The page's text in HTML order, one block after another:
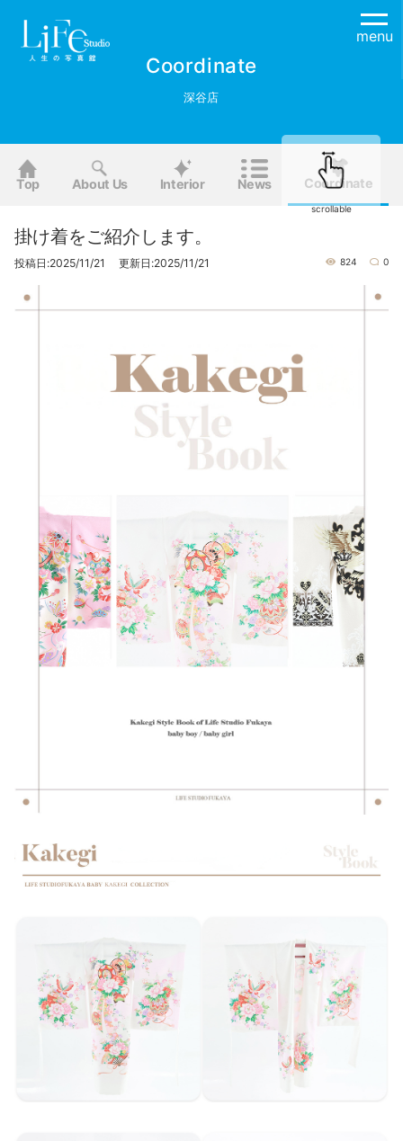
menu
Coordinate
深谷店
Top About Us Interior News Coordinate
掛け着をご紹介します。
投稿日:2025/11/21 更新日:2025/11/21 824 0